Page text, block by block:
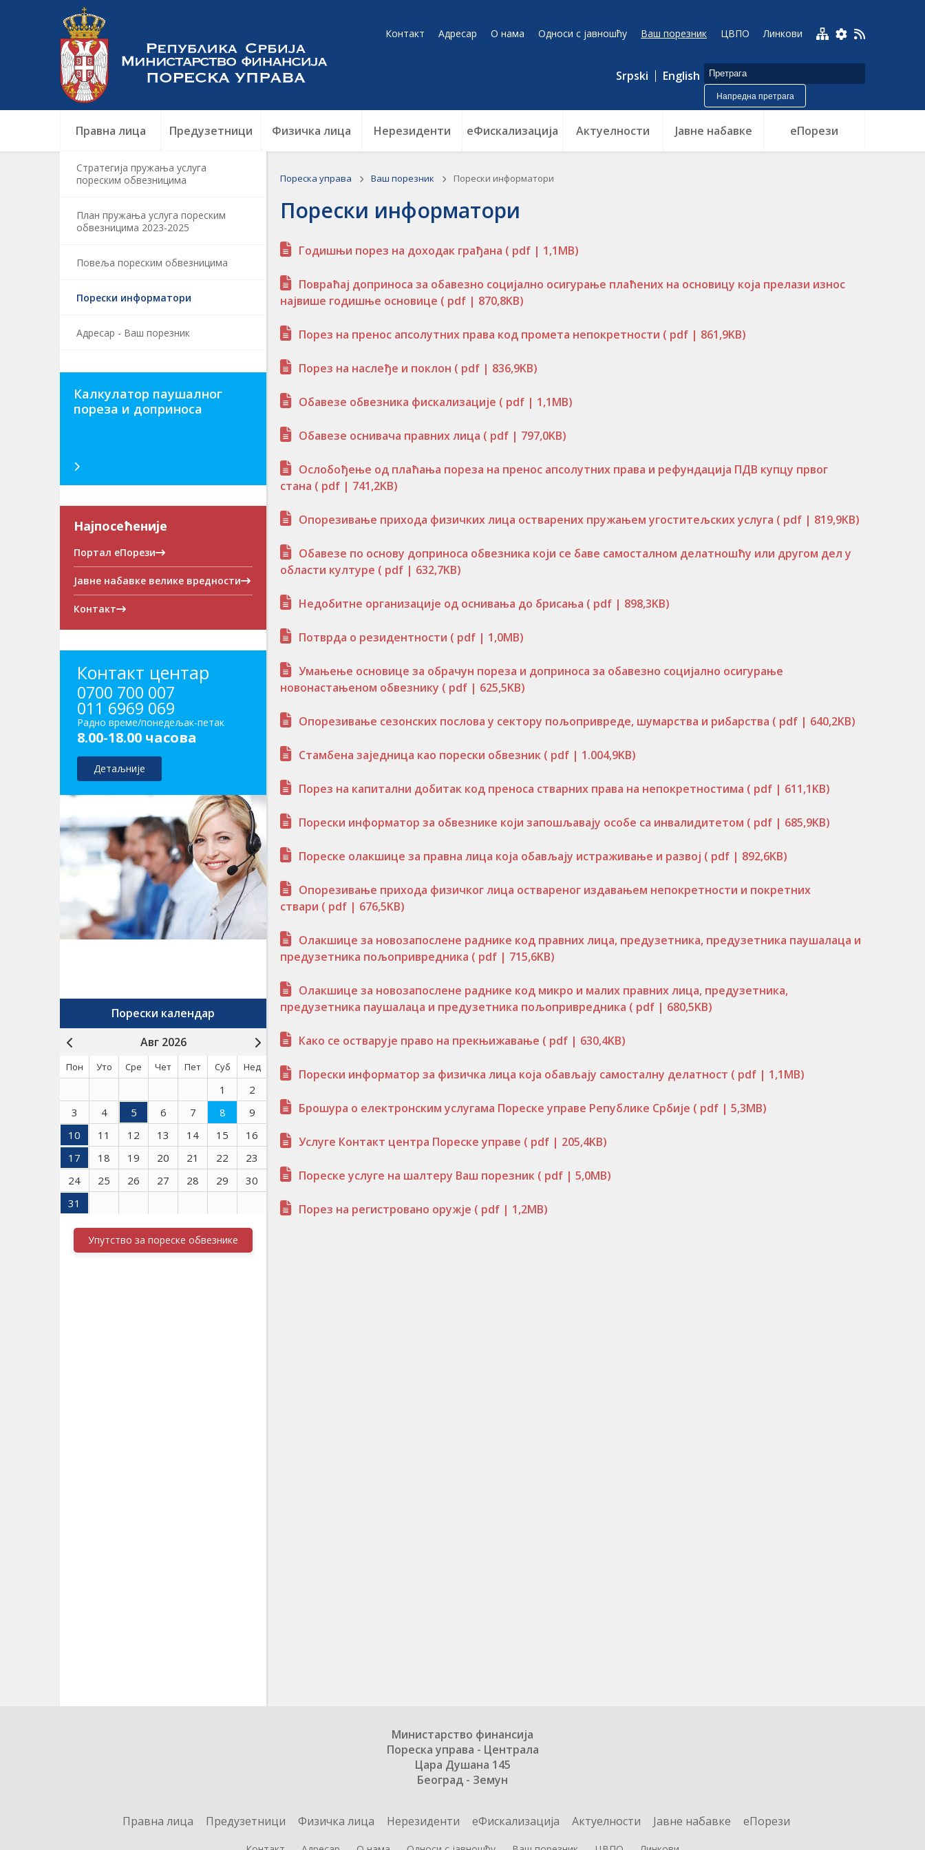
Контакт Адресар О нама Односи с јавношћу Ваш порезник ЦВПО Линкови
Srpski English
Напредна претрага
Правна лица Предузетници Физичка лица Нерезиденти еФискализација Актуелности Jавне набавке еПорези
Стратегија пружања услуга
пореским обвезницима
План пружања услуга пореским
обвезницима 2023-2025
Повеља пореским обвезницима
Порески информатори
Адресар - Ваш порезник
Калкулатор паушалног
пореза и доприноса
Најпосећеније
Портал еПорези
Јавне набавке велике вредности
Контакт
Контакт центар
0700 700 007
011 6969 069
Радно време/понедељак-петак
8.00-18.00 часова
Детаљније
Порески календар
Авг 2026
Пон Уто Сре Чет Пет Суб Нед
1
2
3
4 5 6 7 8
9
10
11 12 13 14 15
16
17
18 19 20 21 22
23
24
25 26 27 28 29
30
31
Упутство за пореске обвезнике
Пореска управа Ваш порезник Порески информатори
Порески информатори
Годишњи порез на доходак грађана ( pdf | 1,1MB)
Повраћај доприноса за обавезно социјално осигурање плаћених на основицу која прелази износ
највише годишње основице ( pdf | 870,8KB)
Порез на пренос апсолутних права код промета непокретности ( pdf | 861,9KB)
Порез на наслеђе и поклон ( pdf | 836,9KB)
Обавезе обвезника фискализације ( pdf | 1,1MB)
Обавезе оснивача правних лица ( pdf | 797,0KB)
Ослобођење од плаћања пореза на пренос апсолутних права и рефундација ПДВ купцу првог
стана ( pdf | 741,2KB)
Опорезивање прихода физичких лица остварених пружањем угоститељских услуга ( pdf | 819,9KB)
Обавезе по основу доприноса обвезника који се баве самосталном делатношћу или другом дел у
области културе ( pdf | 632,7KB)
Недобитне организације од оснивања до брисања ( pdf | 898,3KB)
Потврда о резидентности ( pdf | 1,0MB)
Умањење основице за обрачун пореза и доприноса за обавезно социјално осигурање
новонастањеном обвезнику ( pdf | 625,5KB)
Опорезивање сезонских послова у сектору пољопривреде, шумарства и рибарства ( pdf | 640,2KB)
Стамбена заједница као порески обвезник ( pdf | 1.004,9KB)
Порез на капитални добитак код преноса стварних права на непокретностима ( pdf | 611,1KB)
Порески информатор за обвезнике који запошљавају особе са инвалидитетом ( pdf | 685,9KB)
Пореске олакшице за правна лица која обављају истраживање и развој ( pdf | 892,6KB)
Опорезивање прихода физичког лица оствареног издавањем непокретности и покретних
ствари ( pdf | 676,5KB)
Олакшице за новозапослене раднике код правних лица, предузетника, предузетника паушалаца и
предузетника пољопривредника ( pdf | 715,6KB)
Олакшице за новозапослене раднике код микро и малих правних лица, предузетника,
предузетника паушалаца и предузетника пољопривредника ( pdf | 680,5KB)
Како се остварује право на прекњижавање ( pdf | 630,4KB)
Порески информатор за физичка лица која обављају самосталну делатност ( pdf | 1,1MB)
Брошура о електронским услугама Пореске управе Републике Србије ( pdf | 5,3MB)
Услуге Контакт центра Пореске управе ( pdf | 205,4KB)
Пореске услуге на шалтеру Ваш порезник ( pdf | 5,0MB)
Порез на регистровано оружје ( pdf | 1,2MB)
Министарство финансија
Пореска управа - Централа
Цара Душана 145
Београд - Земун
Правна лица Предузетници Физичка лица Нерезиденти еФискализација Актуелности Jавне набавке еПорези